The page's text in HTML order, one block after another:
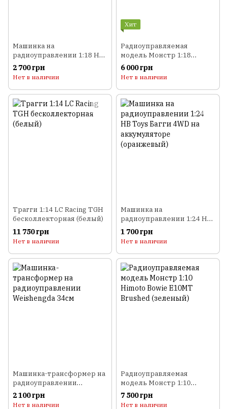
Машинка на
радиоуправлении 1:18 HB
Toys Ралли 4WD на
аккумуляторе (синий)
2 700 грн
Нет в наличии
Хит
Радиоуправляемая
модель Монстр 1:18
Himoto Mastadon E18MTL
Brushless (черный)
6 000 грн
Нет в наличии
Трагги 1:14 LC Racing TGH
бесколлекторная (белый)
11 750 грн
Нет в наличии
Машинка на
радиоуправлении 1:24 HB
Toys Багги 4WD на
аккумуляторе (оранжевый)
1 700 грн
Нет в наличии
Машинка-трансформер на
радиоуправлении
Weishengda 34см
2 100 грн
Нет в наличии
Радиоуправляемая
модель Монстр 1:10
Himoto Bowie E10MT
Brushed (зеленый)
7 500 грн
Нет в наличии